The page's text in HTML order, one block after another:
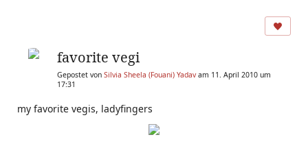
favorite vegi
Gepostet von Silvia Sheela (Fouani) Yadavam 11. April 2010 um
17:31
my favorite vegis, ladyfingers